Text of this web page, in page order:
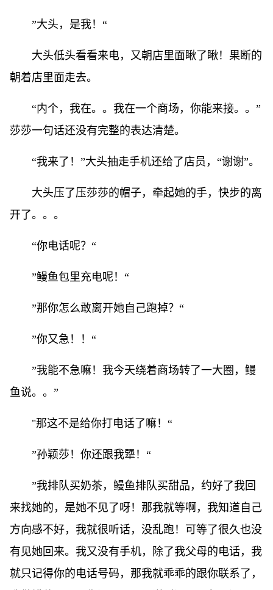
”大头，是我！“
大头低头看看来电，又朝店里面瞅了瞅！果断的
朝着店里面走去。
“内个，我在。。我在一个商场，你能来接。。”
莎莎一句话还没有完整的表达清楚。
“我来了！”大头抽走手机还给了店员，“谢谢”。
大头压了压莎莎的帽子，牵起她的手，快步的离
开了。。。
“你电话呢？“
”鳗鱼包里充电呢！“
”那你怎么敢离开她自己跑掉？“
”你又急！！“
”我能不急嘛！我今天绕着商场转了一大圈，鳗
鱼说。。”
"那这不是给你打电话了嘛！“
”孙颖莎！你还跟我犟！“
”我排队买奶茶，鳗鱼排队买甜品，约好了我回
来找她的，是她不见了呀！那我就等啊，我知道自己
方向感不好，我就很听话，没乱跑！可等了很久也没
有见她回来。我又没有手机，除了我父母的电话，我
就只记得你的电话号码，那我就乖乖的跟你联系了，